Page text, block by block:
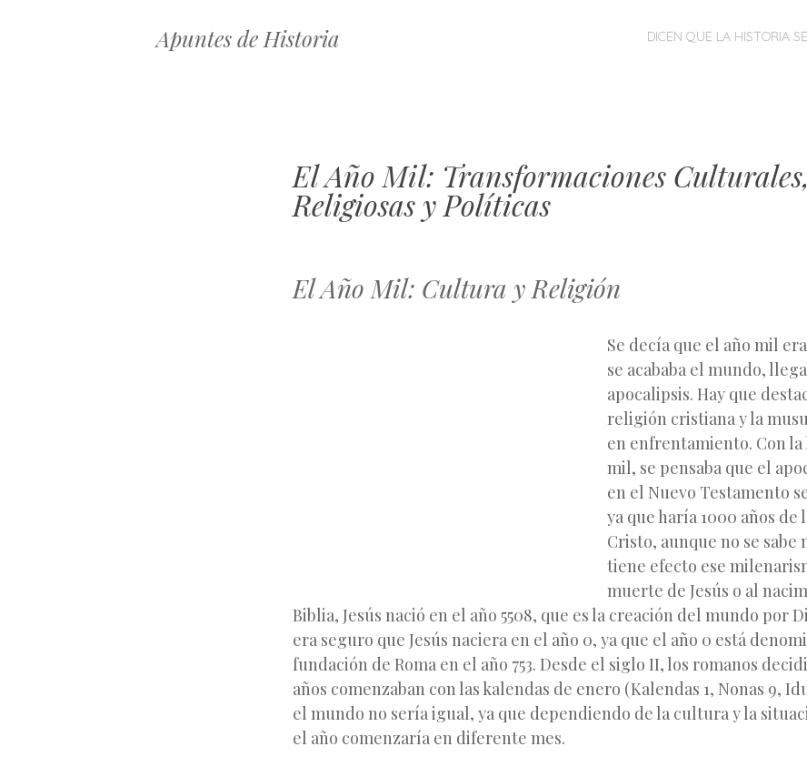
Apuntes de Historia MENÚ
SALTARDICEN QUE LA HISTORIA
El Año Mil: Transformaciones Culturales,
Religiosas y Políticas
El Año Mil: Cultura y Religión
Se decía que el año mil
se acababa el mundo,
apocalipsis. Hay que
religión cristiana y la
en enfrentamiento. Con
mil, se pensaba que el
en el Nuevo Testamento
ya que haría 1000 años de
Cristo, aunque no se sabe
tiene efecto ese
muerte de Jesús o al
Biblia, Jesús nació en el año 5508, que es la creación del mundo por
era seguro que Jesús naciera en el año 0, ya que el año 0 está
fundación de Roma en el año 753. Desde el siglo II, los romanos
años comenzaban con las kalendas de enero (Kalendas 1, Nonas 9,
el mundo no sería igual, ya que dependiendo de la cultura y la
el año comenzaría en diferente mes.